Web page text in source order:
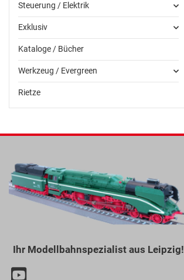
Steuerung / Elektrik
Exklusiv
Kataloge / Bücher
Werkzeug / Evergreen
Rietze
Ihr Modellbahnspezialist aus Leipzig!